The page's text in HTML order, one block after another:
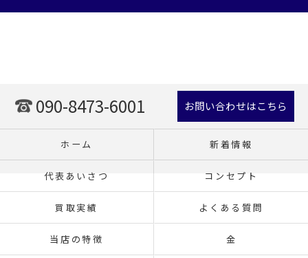
090-8473-6001 お問い合わせはこちら
ホーム 新着情報
代表あいさつ コンセプト
買取実績 よくある質問
当店の特徴 金